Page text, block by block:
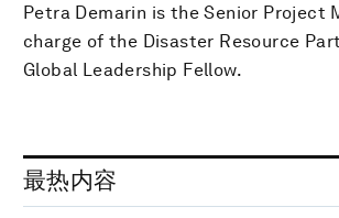
Petra Demarin is the Senior Project
charge of the Disaster Resource
Global Leadership Fellow.
最热内容